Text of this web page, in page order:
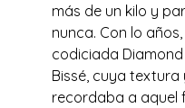
más de un kilo y
nunca. Con lo
codiciada
Bissé, cuya
recordaba a aquel